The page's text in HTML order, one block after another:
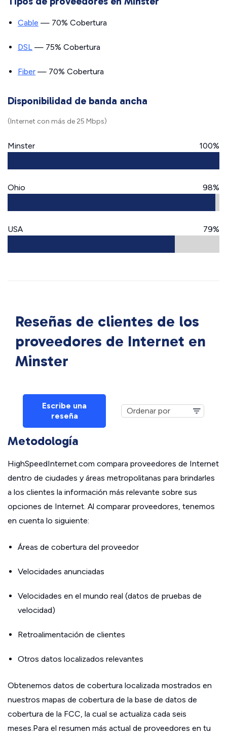
Cable — 70% Cobertura
DSL — 75% Cobertura
Fiber — 70% Cobertura
Disponibilidad de banda ancha
(Internet con más de 25 Mbps)
Minster 100%
Ohio 98%
USA 79%
Reseñas de clientes de los
proveedores de Internet en
Minster
Escribe una
reseña
Metodología
HighSpeedInternet.com compara proveedores de Internet
dentro de ciudades y áreas metropolitanas para brindarles
a los clientes la información más relevante sobre sus
opciones de Internet. Al comparar proveedores, tenemos
en cuenta lo siguiente:
Áreas de cobertura del proveedor
Velocidades anunciadas
Velocidades en el mundo real (datos de pruebas de
velocidad)
Retroalimentación de clientes
Otros datos localizados relevantes
Obtenemos datos de cobertura localizada mostrados en
nuestros mapas de cobertura de la base de datos de
cobertura de la FCC, la cual se actualiza cada seis
meses.Para el resumen más actual de proveedores en tu